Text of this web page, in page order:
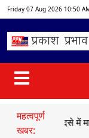
Friday 07 Aug 2026 10:50
महत्वपूर्ण
खबर:
सड़क हादसे में माफिया